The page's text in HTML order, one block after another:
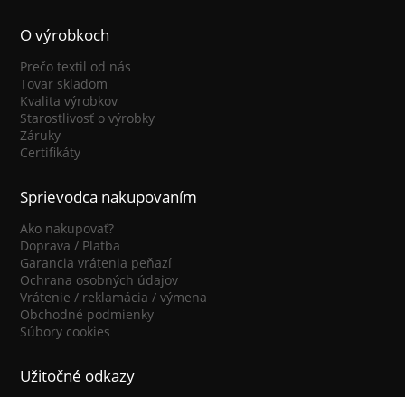
O výrobkoch
Prečo textil od nás
Tovar skladom
Kvalita výrobkov
Starostlivosť o výrobky
Záruky
Certifikáty
Sprievodca nakupovaním
Ako nakupovať?
Doprava / Platba
Garancia vrátenia peňazí
Ochrana osobných údajov
Vrátenie / reklamácia / výmena
Obchodné podmienky
Súbory cookies
Užitočné odkazy